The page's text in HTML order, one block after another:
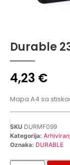
Durable
4,23 €
Mapa A4 sa
SKU DURMF099
Kategorija:
Oznaka: DURABLE